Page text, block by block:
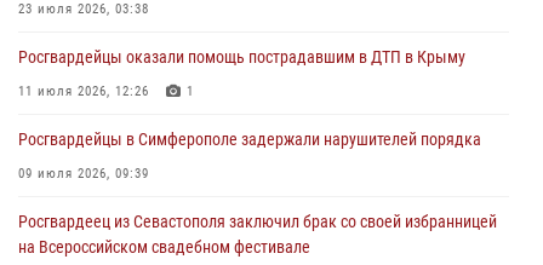
03 августа 2026, 14:08
В Симферополе росгвардейцы задержали гражданина,
подозреваемого в совершении серии краж
Росгвардейцы оперативно задержали нарушителя на охраняемом
30 июля 2026, 12:13
23 июля 2026, 03:38
Росгвардейцы оказали помощь пострадавшим в ДТП в Крыму
11 июля 2026, 12:26 1
Росгвардейцы в Симферополе задержали нарушителей порядка
09 июля 2026, 09:39
Росгвардеец из Севастополя заключил брак со своей избранницей
на Всероссийском свадебном фестивале